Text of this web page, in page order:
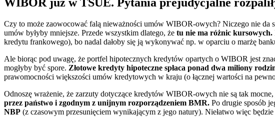
Czy to może zaowocować falą nieważności umów WIBOR-owych? Niczego nie
umów byłyby mniejsze. Przede wszystkim dlatego, że tu nie ma różnic kursowych.
kredytu frankowego), bo nadal dałoby się ją wykonywać np. w oparciu o marżę
Ale biorąc pod uwagę, że portfel hipotecznych kredytów opartych o WIBOR jest
mogłyby być spore. Złotowe kredyty hipoteczne spłaca ponad dwa miliony
prawomocności większości umów kredytowych w kraju (o łącznej wartości na
Odnoszę wrażenie, że zarzuty dotyczące kredytów WIBOR-owych nie są tak
przez państwo i zgodnym z unijnym rozporządzeniem BMR. Po drugie sposób
NBP (z czasowym przesunięciem wynikającym z jego natury). Niełatwo więc